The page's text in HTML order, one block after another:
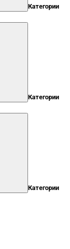
Категории
Категории
Категории